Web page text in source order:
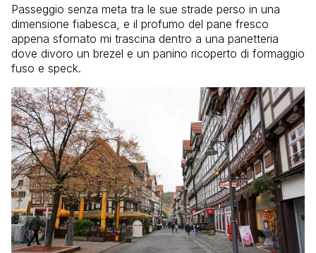
Passeggio senza meta tra le sue strade perso in una
dimensione fiabesca, e il profumo del pane fresco
appena sfornato mi trascina dentro a una panetteria
dove divoro un brezel e un panino ricoperto di formaggio
fuso e speck.